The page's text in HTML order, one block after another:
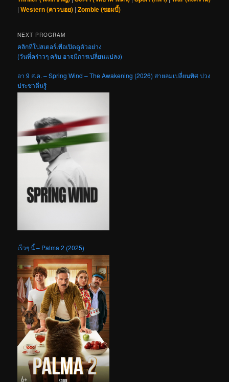
|Western (คาวบอย) |Zombie (ซอมบี้)
NEXT PROGRAM
คลิกที่โปสเตอร์เพื่อเปิดดูตัวอย่าง
(วันที่คร่าวๆ ครับ อาจมีการเปลี่ยนแปลง)
อา 9 ส.ค. – Spring Wind – The Awakening (2026) สายลมเปลี่ยนทิศ ปวง
ประชาตื่นรู้
เร็วๆ นี้ – Palma 2 (2025)